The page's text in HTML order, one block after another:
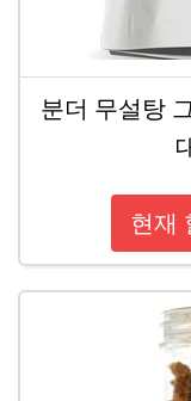
분더 무설탕
현재